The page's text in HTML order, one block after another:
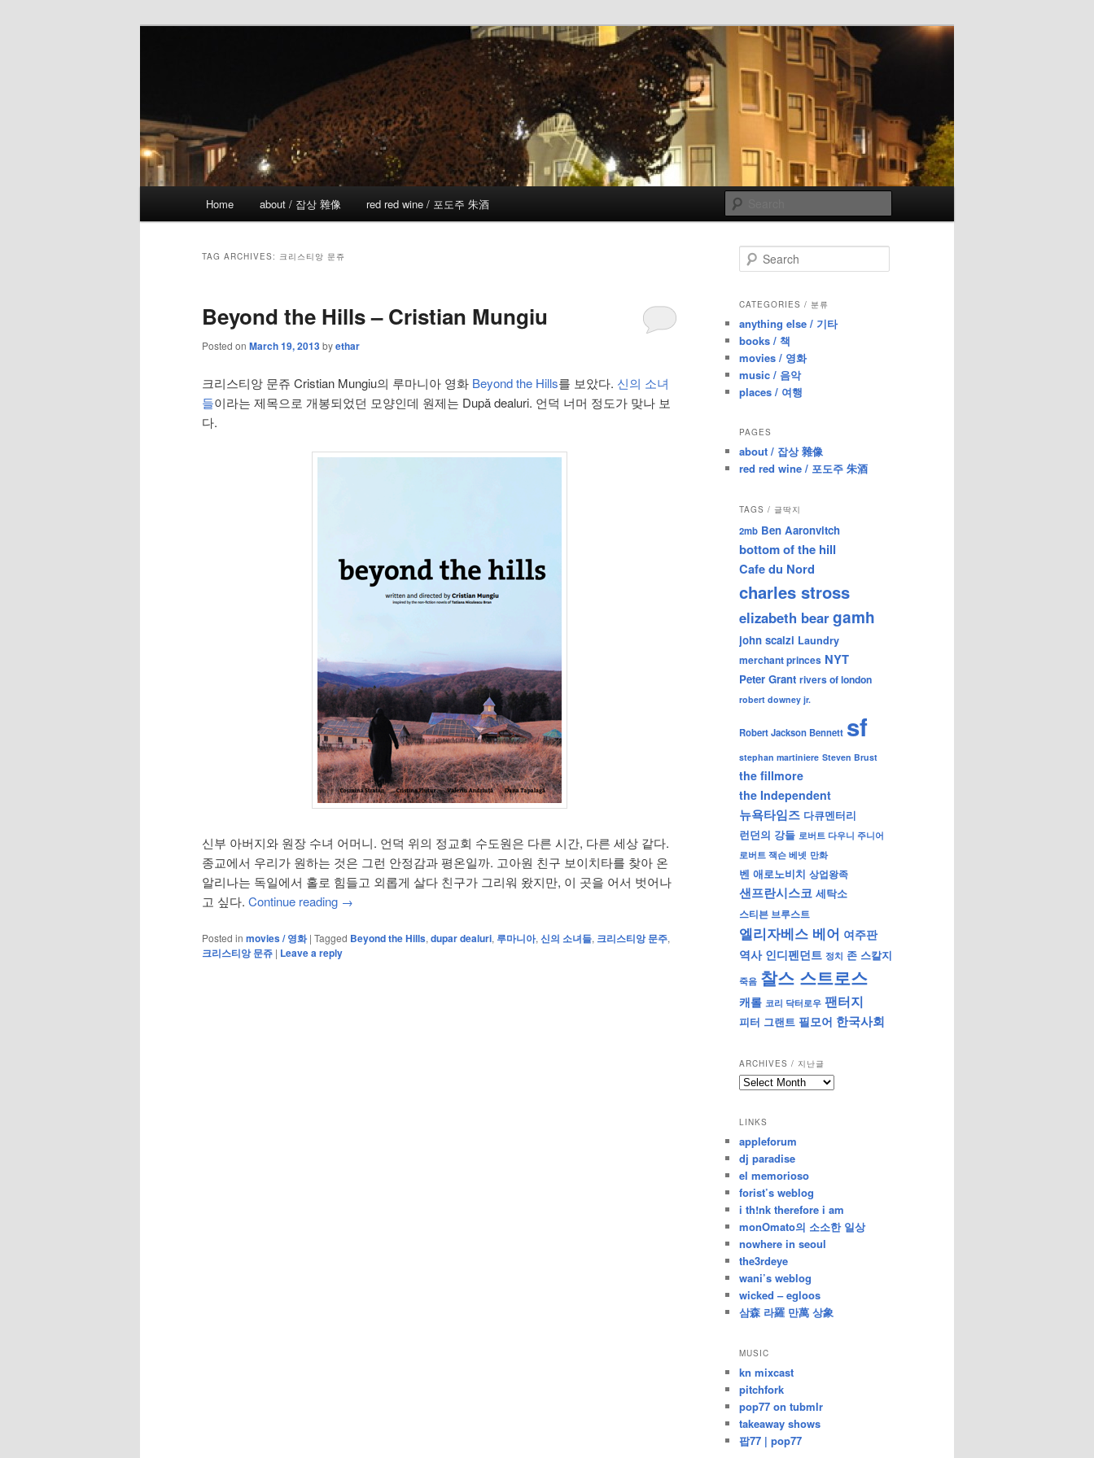
Home about / 잡상 雜像 red red wine / 포도주 朱酒
TAG ARCHIVES: 크리스티앙 문쥬
Beyond the Hills – Cristian Mungiu
Posted on March 19, 2013byethar
크리스티앙 문쥬 Cristian Mungiu의 루마니아 영화 Beyond the Hills를 보았다. 신의 소녀
들이라는 제목으로 개봉되었던 모양인데 원제는 După dealuri. 언덕 너머 정도가 맞나 보
다.
신부 아버지와 원장 수녀 어머니. 언덕 위의 정교회 수도원은 다른 시간, 다른 세상 같다.
종교에서 우리가 원하는 것은 그런 안정감과 평온일까. 고아원 친구 보이치타를 찾아 온
알리나는 독일에서 홀로 힘들고 외롭게 살다 친구가 그리워 왔지만, 이 곳을 어서 벗어나
고 싶다. Continue reading →
Posted in movies / 영화 | Tagged Beyond the Hills, dupar dealuri, 루마니아, 신의 소녀들, 크리스티앙 문주,
크리스티앙 문쥬 | Leave a reply
e
r
h
CATEGORIES / 분류
anything else / 기타
books / 책
movies / 영화
music / 음악
places / 여행
PAGES
about / 잡상 雜像
red red wine / 포도주 朱酒
TAGS / 글딱지
2mb Ben Aaronvitch
bottom of the hill
Cafe du Nord
charles stross
elizabeth beargamh
john scalzi Laundry
merchant princes NYT
Peter Grant rivers of london
robert downey jr.
Robert Jackson Bennett sf
stephan martiniere Steven Brust
the fillmore
the Independent
뉴욕타임즈 다큐멘터리
런던의 강들 로버트 다우니 주니어
로버트 잭슨 베넷 만화
벤 애로노비치 상업왕족
샌프란시스코 세탁소
스티븐 브루스트
엘리자베스 베어 여주판
역사 인디펜던트 정치 존 스칼지
죽음 찰스 스트로스
캐롤 코리 닥터로우 팬터지
피터 그랜트 필모어 한국사회
ARCHIVES / 지난글
archives
난
글
LINKS
appleforum
dj paradise
el memorioso
forist’s weblog
i th!nk therefore i am
monOmato의 소소한 일상
nowhere in seoul
the3rdeye
wani’s weblog
wicked – egloos
삼森 라羅 만萬 상象
MUSIC
kn mixcast
pitchfork
pop77 on tubmlr
takeaway shows
팝77 | pop77